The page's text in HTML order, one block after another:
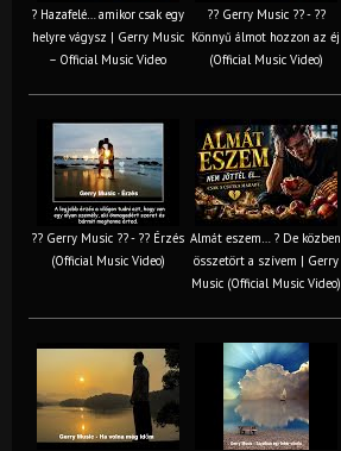
? Hazafelé… amikor csak egy
helyre vágysz | Gerry Music
– Official Music Video
?? Gerry Music ?? - ??
Könnyű álmot hozzon az éj
(Official Music Video)
?? Gerry Music ?? - ?? Érzés
(Official Music Video)
Almát eszem… ? De közben
összetört a szívem | Gerry
Music (Official Music Video)